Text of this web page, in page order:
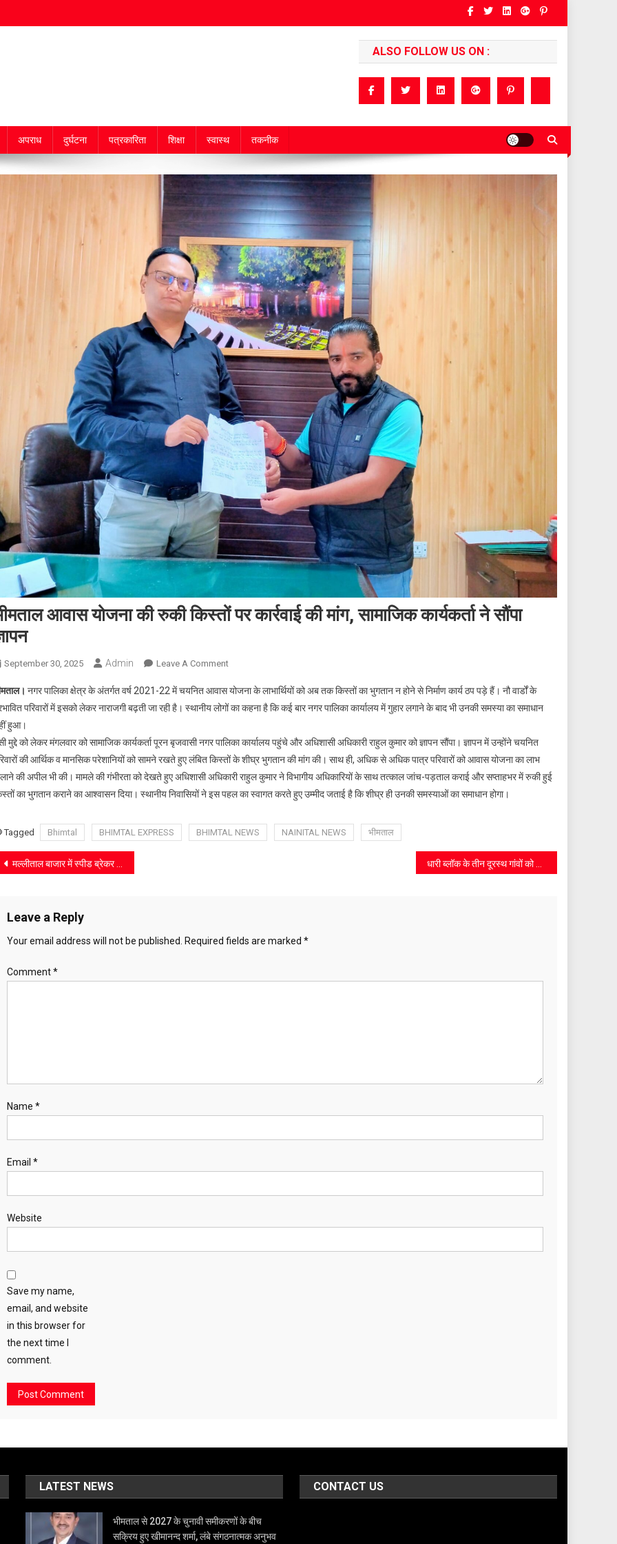
ALSO FOLLOW US ON :
अपराध दुर्घटना पत्रकारिता शिक्षा स्वास्थ तकनीक
आवास योजना की रुकी किस्तों पर कार्रवाई की मांग, सामाजिक कार्यकर्ता ने सौंपा
September 30, 2025 Admin Leave A CommentOn
आवास
योजना
रुकी
किस्तों
पर
कार्रवाई
मांग,
सामाजिक
नगर पालिका क्षेत्र के अंतर्गत वर्ष 2021-22 में चयनित आवास योजना के लाभार्थियों को अब तक किस्तों का भुगतान न होने से निर्माण कार्य ठप पड़े हैं। नौ वार्डों के
परिवारों में इसको लेकर नाराजगी बढ़ती जा रही है। स्थानीय लोगों का कहना है कि कई बार नगर पालिका कार्यालय में गुहार लगाने के बाद भी उनकी समस्या का समाधान
हुआ।
मुद्दे को लेकर मंगलवार को सामाजिक कार्यकर्ता पूरन बृजवासी नगर पालिका कार्यालय पहुंचे और अधिशासी अधिकारी राहुल कुमार को ज्ञापन सौंपा। ज्ञापन में उन्होंने चयनित
की आर्थिक व मानसिक परेशानियों को सामने रखते हुए लंबित किस्तों के शीघ्र भुगतान की मांग की। साथ ही, अधिक से अधिक पात्र परिवारों को आवास योजना का लाभ
की अपील भी की। मामले की गंभीरता को देखते हुए अधिशासी अधिकारी राहुल कुमार ने विभागीय अधिकारियों के साथ तत्काल जांच-पड़ताल कराई और सप्ताहभर में रुकी हुई
का भुगतान कराने का आश्वासन दिया। स्थानीय निवासियों ने इस पहल का स्वागत करते हुए उम्मीद जताई है कि शीघ्र ही उनकी समस्याओं का समाधान होगा।
Tagged Bhimtal BHIMTAL EXPRESS BHIMTAL NEWS NAINITAL NEWS भीमताल
मल्लीताल बाजार में स्पीड ब्रेकर निर्माण की मांग, व्यापारियों ने सौंपा ज्ञापन धारी ब्लॉक के तीन दूरस्थ गांवों को मॉडल विलेज बनाने की मांग, कांग्रेस नेता मनोज शर्मा ने सौंपा ज्ञापन
Leave a Reply
Your email address will not be published. Required fields are marked *
Comment*
Name *
Email *
Website
Save my name,
email, and website
in this browser for
the next time I
comment.
LATEST NEWS
भीमताल से 2027 के चुनावी समीकरणों के बीच
सक्रिय हुए खीमानन्द शर्मा, लंबे संगठनात्मक अनुभव
CONTACT US